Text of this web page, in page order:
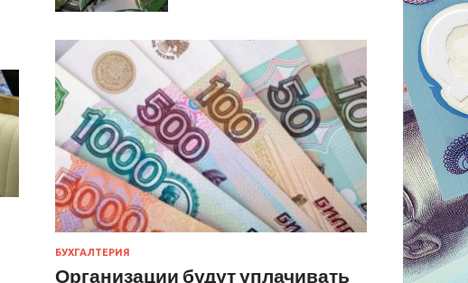
БУХГАЛТЕРИЯ
Организации будут уплачивать